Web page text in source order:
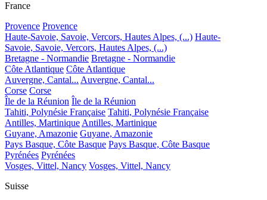
France
Provence Provence
Haute-Savoie, Savoie, Vercors, Hautes Alpes, (...) Haute-
Savoie, Savoie, Vercors, Hautes Alpes, (...)
Bretagne - Normandie Bretagne - Normandie
Côte Atlantique Côte Atlantique
Auvergne, Cantal... Auvergne, Cantal...
Corse Corse
Île de la Réunion Île de la Réunion
Tahiti, Polynésie Française Tahiti, Polynésie Française
Antilles, MartiniqueAntilles, Martinique
Guyane, Amazonie Guyane, Amazonie
Pays Basque, Côte Basque Pays Basque, Côte Basque
Pyrénées Pyrénées
Vosges, Vittel, Nancy Vosges, Vittel, Nancy
Suisse